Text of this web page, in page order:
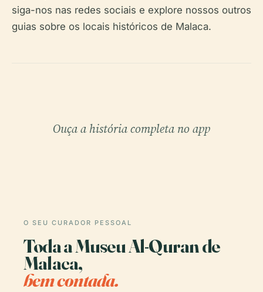
siga-nos nas redes sociais e explore nossos outros
guias sobre os locais históricos de Malaca.
Ouça a história completa no app
O SEU CURADOR PESSOAL
Toda a Museu Al-Quran de
Malaca,
bem contada.